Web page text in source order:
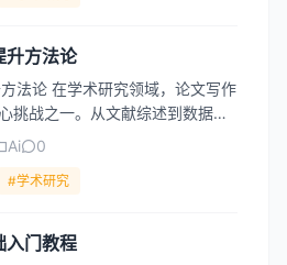
升方法论
法论 在学术研究领域，论文写作
挑战之一。从文献综述到数据分
达，每一个环节都耗费大量时间
Ai 0
#学术研究
入门教程